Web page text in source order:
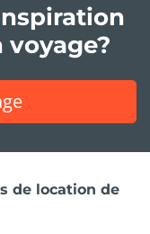
de location de